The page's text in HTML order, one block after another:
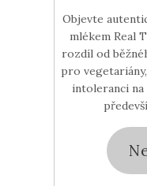
Objevte
mlékem Real
rozdíl od
pro
intoleranci na